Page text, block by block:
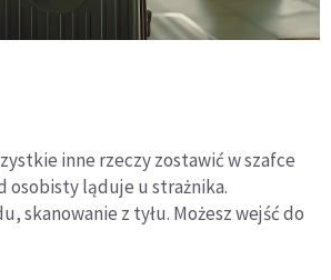
inne rzeczy zostawić w szafce
osobisty ląduje u strażnika.
skanowanie z tyłu. Możesz wejść do